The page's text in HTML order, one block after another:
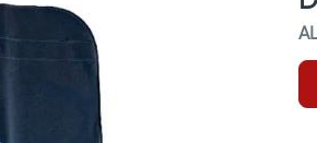
armarios closet
comedores